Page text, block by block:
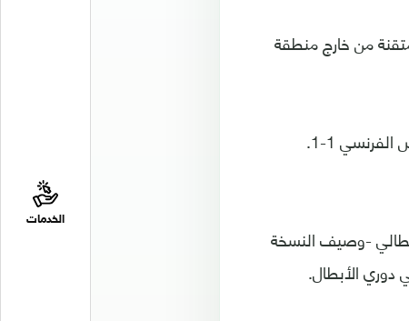
الخدمات
من خارج منطقة
-وصيف النسخة